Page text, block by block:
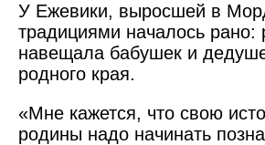
У Ежевики, выросшей в
традициями началось рано:
навещала бабушек и
родного края.
«Мне кажется, что свою
родины надо начинать